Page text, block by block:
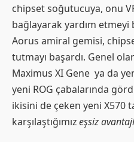
chipset soğutucuya, onu
bağlayarak yardım etmeyi
Aorus amiral gemisi,
tutmayı başardı. Genel
Maximus XI Gene ya da
yeni ROG çabalarında
ikisini de çeken yeni X570
karşılaştığımızeşsiz